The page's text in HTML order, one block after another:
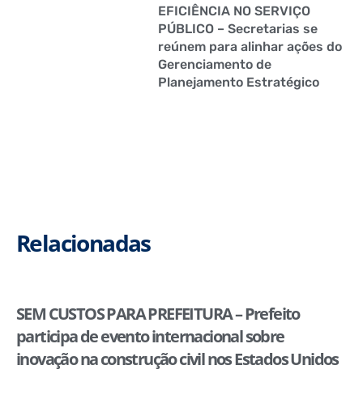
EFICIÊNCIA NO SERVIÇO
PÚBLICO – Secretarias se
reúnem para alinhar ações do
Gerenciamento de
Planejamento Estratégico
Relacionadas
SEM CUSTOS PARA PREFEITURA – Prefeito
participa de evento internacional sobre
inovação na construção civil nos Estados Unidos